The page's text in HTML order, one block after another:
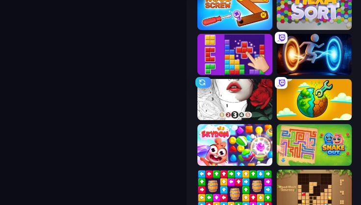
Wood Screw: Bolts Puzzle
BlockBuster Puzzle Portal Escape
Numicolor Land Explorers: Merge & Build
Skydom Snake Out: Maze Escape